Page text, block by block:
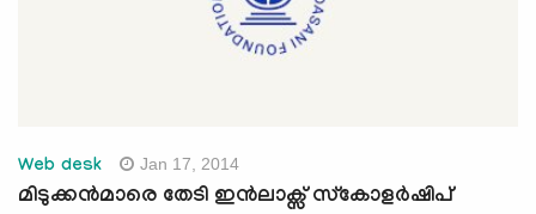
Web desk Jan 17, 2014
മിടുക്കന്‍മാരെ തേടി ഇന്‍ലാക്സ് സ്കോളര്‍ഷിപ്